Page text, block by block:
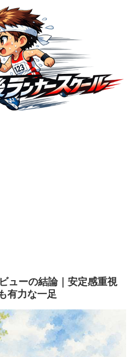
ューの結論｜安定感重視
有力な一足